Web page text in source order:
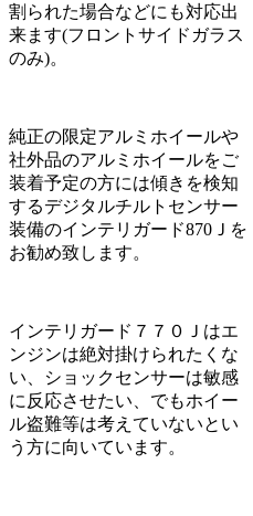
割られた場合などにも対応出
来ます(フロントサイドガラス
のみ)。
純正の限定アルミホイールや
社外品のアルミホイールをご
装着予定の方には傾きを検知
するデジタルチルトセンサー
装備のインテリガード870Ｊを
お勧め致します。
インテリガード７７０Ｊはエ
ンジンは絶対掛けられたくな
い、ショックセンサーは敏感
に反応させたい、でもホイー
ル盗難等は考えていないとい
う方に向いています。